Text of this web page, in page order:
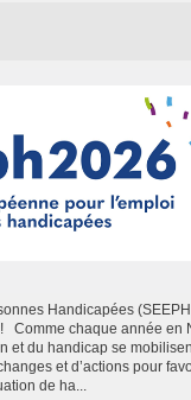
Handicapées
Comme chaque année en
et du handicap se
et d’actions pour
de ha...